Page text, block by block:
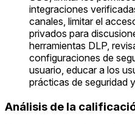
integraciones
canales, limitar el
privados para
herramientas DLP,
configuraciones de
usuario, educar a los
prácticas de seguridad
Análisis de la